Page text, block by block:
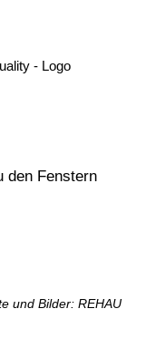
den Fenstern
und Bilder: REHAU